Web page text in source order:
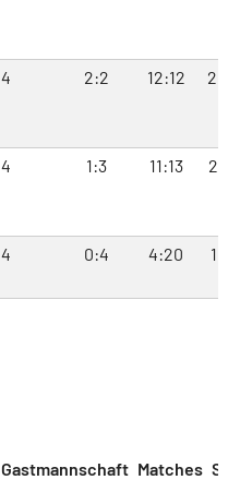
4 2:2 12:12
4 1:3 11:13
4 0:4 4:20
Gastmannschaft Matches